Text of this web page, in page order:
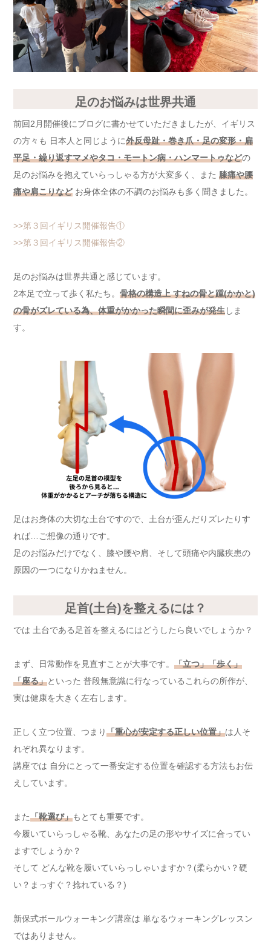
足のお悩みは世界共通
前回2月開催後にブログに書かせていただきましたが、イギリス
の方々も 日本人と同じように外反母趾・巻き爪・足の変形・扁
平足・繰り返すマメやタコ・モートン病・ハンマートゥなどの
足のお悩みを抱えていらっしゃる方が大変多く、また 膝痛や腰
痛や肩こりなどお身体全体の不調のお悩みも多く聞きました。
>>第３回イギリス開催報告①
>>第３回イギリス開催報告②
足のお悩みは世界共通と感じています。
2本足で立って歩く私たち。 骨格の構造上 すねの骨と踵(かかと)
の骨がズレている為、体重がかかった瞬間に歪みが発生しま
す。
足はお身体の大切な土台ですので、土台が歪んだりズレたりす
れば…ご想像の通りです。
足のお悩みだけでなく、膝や腰や肩、そして頭痛や内臓疾患の
原因の一つになりかねません。
足首(土台)を整えるには？
では 土台である足首を整えるにはどうしたら良いでしょうか？
まず、日常動作を見直すことが大事です。 「立つ」「歩く」
「座る」といった 普段無意識に行なっているこれらの所作が、
実は健康を大きく左右します。
正しく立つ位置、つまり「重心が安定する正しい位置」は人そ
れぞれ異なります。
講座では 自分にとって一番安定する位置を確認する方法もお伝
えしています。
また「靴選び」もとても重要です。
今履いていらっしゃる靴、あなたの足の形やサイズに合ってい
ますでしょうか？
そして どんな靴を履いていらっしゃいますか？(柔らかい？硬
い？まっすぐ？捻れている？)
新保式ボールウォーキング講座は 単なるウォーキングレッスン
ではありません。